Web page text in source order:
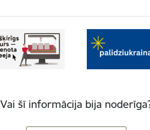
Vai šī informācija bija